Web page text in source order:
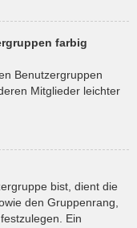
farbig
Benutzergruppen
Mitglieder leichter
bist, dient die
den Gruppenrang,
Ein